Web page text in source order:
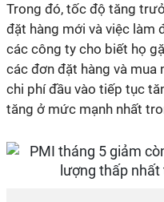
Trong đó, tốc độ tăng
đặt hàng mới và việc làm
các công ty cho biết họ
các đơn đặt hàng và mua
chi phí đầu vào tiếp tục
tăng ở mức mạnh nhất